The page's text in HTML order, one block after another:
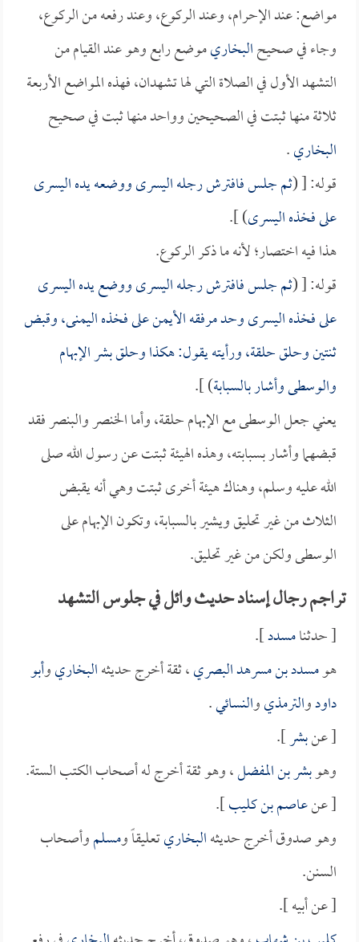
مواضع: عند الإحرام، وعند الركوع، وعند رفعه من الركوع،
وجاء في صحيحالبخاريموضع رابع وهو عند القيام من
التشهد الأول في الصلاة التي لها تشهدان، فهذه المواضع الأربعة
ثلاثة منها ثبتت في الصحيحين وواحد منها ثبت في صحيح
البخاري.
قوله: [ (ثم جلس فافترش رجله اليسرى ووضعه يده اليسرى
على فخذه اليسرى) ].
هذا فيه اختصار؛ لأنه ما ذكر الركوع.
قوله: [ (ثم جلس فافترش رجله اليسرى ووضع يده اليسرى
على فخذه اليسرى وحد مرفقه الأيمن على فخذه اليمنى، وقبض
ثنتين وحلق حلقة، ورأيته يقول: هكذا وحلقبشرالإبهام
والوسطى وأشار بالسبابة) ].
يعني جعل الوسطى مع الإبهام حلقة، وأما الخنصر والبنصر فقد
قبضهما وأشار بسبابته، وهذه الهيئة ثبتت عن رسول الله صلى
الله عليه وسلم، وهناك هيئة أخرى ثبتت وهي أنه يقبض
الثلاث من غير تحليق ويشير بالسبابة، وتكون الإبهام على
الوسطى ولكن من غير تحليق.
تراجم رجال إسناد حديث وائل في جلوس التشهد
[ حدثنامسدد].
هومسدد بن مسرهد البصري، ثقة أخرج حديثهالبخاريوأبو
داودوالترمذيوالنسائي.
[ عنبشر].
وهوبشر بن المفضل، وهو ثقة أخرج له أصحاب الكتب الستة.
[ عنعاصم بن كليب].
وهو صدوق أخرج حديثهالبخاريتعليقاً ومسلموأصحاب
السنن.
[ عن أبيه ].